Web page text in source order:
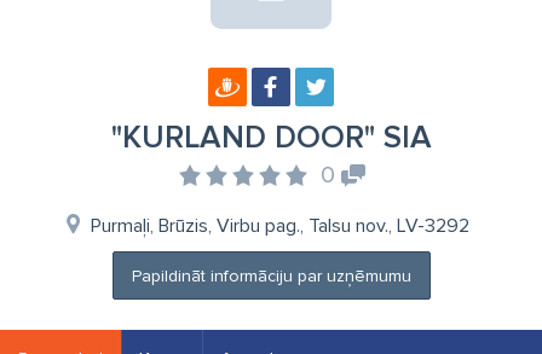
"KURLAND DOOR" SIA
0
Purmaļi, Brūzis, Virbu pag., Talsu nov., LV-3292
Papildināt informāciju par uzņēmumu